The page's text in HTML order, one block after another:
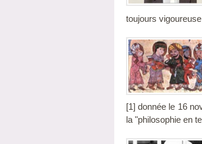
toujours
[1] donnée le 16
la "philosophie en